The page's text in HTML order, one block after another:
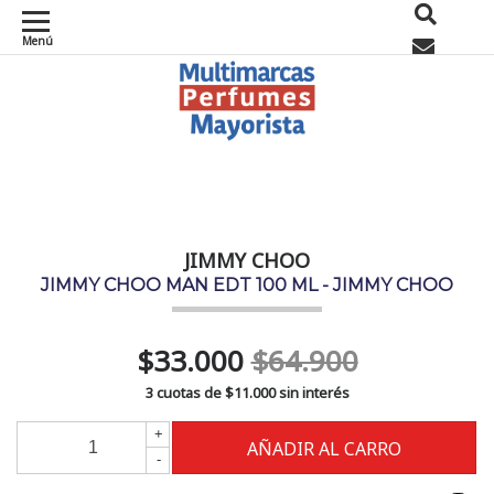
Menú
JIMMY CHOO
JIMMY CHOO MAN EDT 100 ML - JIMMY CHOO
$33.000$64.900
3 cuotas de$11.000sin interés
+
-